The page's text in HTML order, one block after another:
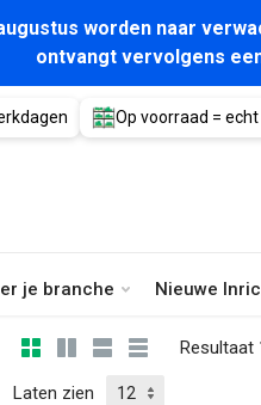
worden naar
ontvangt vervolgens
Op voorraad =
je branche Nieuwe
Resultaat
Laten zien